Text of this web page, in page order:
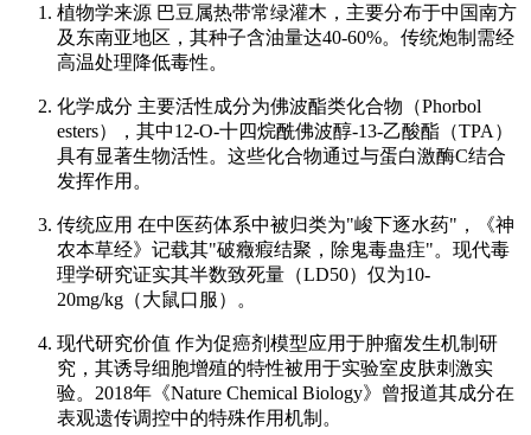
植物学来源 巴豆属热带常绿灌木，主要分布于中国南方
及东南亚地区，其种子含油量达40-60%。传统炮制需经
高温处理降低毒性。
化学成分 主要活性成分为佛波酯类化合物（Phorbol
esters），其中12-O-十四烷酰佛波醇-13-乙酸酯（TPA）
具有显著生物活性。这些化合物通过与蛋白激酶C结合
发挥作用。
传统应用 在中医药体系中被归类为"峻下逐水药"，《神
农本草经》记载其"破癥瘕结聚，除鬼毒蛊疰"。现代毒
理学研究证实其半数致死量（LD50）仅为10-
20mg/kg（大鼠口服）。
现代研究价值 作为促癌剂模型应用于肿瘤发生机制研
究，其诱导细胞增殖的特性被用于实验室皮肤刺激实
验。2018年《Nature Chemical Biology》曾报道其成分在
表观遗传调控中的特殊作用机制。